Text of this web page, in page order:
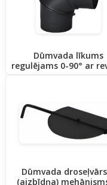
Dūmvada līkums
regulējams 0-90° ar
Dūmvada
(aizbīdņa)